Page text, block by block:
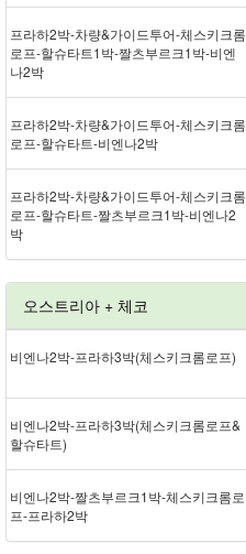
프라하 2박 - 차량&가이드투어 - 체스키크롬
로프 - 할슈타트 1박 - 짤츠부르크 1박 - 비엔
나 2박
프라하 2박 - 차량&가이드투어 - 체스키크롬
로프 - 할슈타트 - 비엔나 2박
프라하 2박 - 차량&가이드투어 - 체스키크롬
로프 - 할슈타트 - 짤츠부르크 1박 - 비엔나 2
박
오스트리아 + 체코
비엔나 2박 - 프라하 3박(체스키크롬로프)
비엔나 2박 - 프라하 3박(체스키크롬로프&
할슈타트)
비엔나 2박 - 짤츠부르크 1박 - 체스키크롬로
프 - 프라하 2박